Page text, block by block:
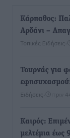
Κάρπαθος:
Αρδάνι –
Τοπικές Ειδήσεις
Τουρνάς για
Ειδήσεις πριν
Καιρός:
μελτέμια έως